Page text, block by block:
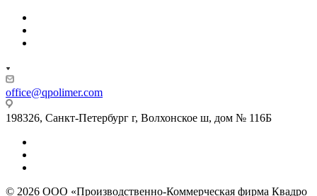
office@qpolimer.com
198326, Санкт-Петербург г, Волхонское ш, дом № 116Б
© 2026 ООО «Производственно-Коммерческая фирма Квадро